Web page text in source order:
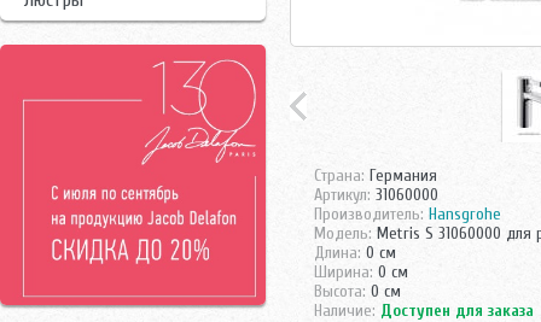
Страна: Германия
Артикул: 31060000
Производитель: Hansgrohe
Модель: Metris S 31060000 для
Длина: 0 см
Ширина: 0 см
Высота: 0 см
Наличие: Доступен для заказа